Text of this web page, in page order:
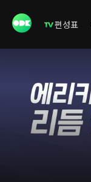
편성표